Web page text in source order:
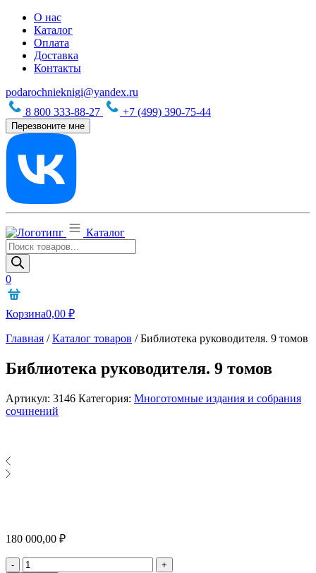
О нас
Каталог
Оплата
Доставка
Контакты
podarochnieknigi@yandex.ru
8 800 333-88-27
+7 (499) 390-75-44
Перезвоните мне
Каталог
Поиск
товаров
0
Корзина0,00 ₽
Главная /Каталог товаров /Библиотека руководителя. 9 томов
Библиотека руководителя. 9 томов
Артикул: 3146 Категория: Многотомные издания и собрания
сочинений
180 000,00 ₽
- Количество
+